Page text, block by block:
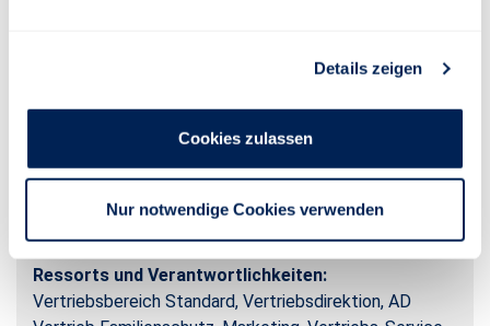
Details zeigen
Cookies zulassen
Nur notwendige Cookies verwenden
Jesko Kannenberg
Vorstandsmitglied der Stuttgarter Lebensversicherung
Versicherung AG und DIREKTE LEBEN Versicherung AG.
Ressorts und Verantwortlichkeiten:
Vertriebsbereich Standard, Vertriebsdirektion, AD